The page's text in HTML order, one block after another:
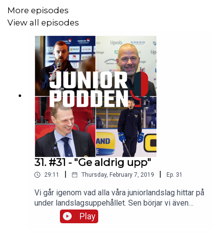
Juniorhockeysnack
#juniorpodden
Om osspå hockeymagasinet.com
More episodes
View all episodes
31. #31 - "Ge aldrig upp"
29:11 | Thursday, February 7, 2019 | Ep. 31
Vi går igenom vad alla våra juniorlandslag hittar på
under landslagsuppehållet. Sen börjar vi även
prata upp U18-VM som går av stapeln i Sverige.I
avsnittet så pratar vi också kring våra
Play